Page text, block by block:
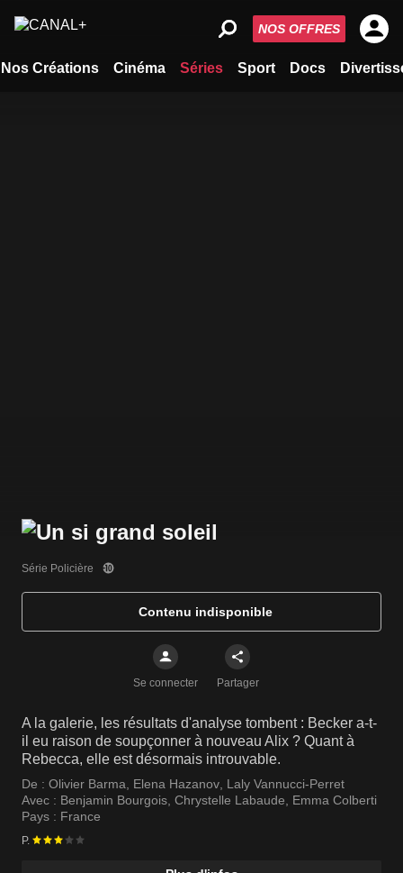
Nos Créations Cinéma Séries Sport Docs
NOS OFFRES
Série Policière
Contenu indisponible
Se connecter Partager
A la galerie, les résultats d'analyse tombent : Becker a-t-
il eu raison de soupçonner à nouveau Alix ? Quant à
Rebecca, elle est désormais introuvable.
De : Olivier Barma, Elena Hazanov, Laly Vannucci-Perret
Avec : Benjamin Bourgois, Chrystelle Labaude, Emma Colberti
Pays : France
P.